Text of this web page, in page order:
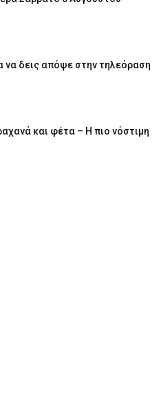
να δεις απόψε στην τηλεόραση
και φέτα – Η πιο νόστιμη